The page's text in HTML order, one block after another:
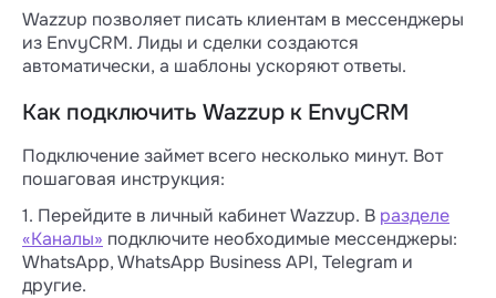
Wazzup позволяет писать клиентам в мессенджеры
из EnvyCRM. Лиды и сделки создаются
автоматически, а шаблоны ускоряют ответы.
Как подключить Wazzup к EnvyCRM
Подключение займет всего несколько минут. Вот
пошаговая инструкция:
1. Перейдите в личный кабинет Wazzup. В разделе
«Каналы» подключите необходимые мессенджеры:
WhatsApp, WhatsApp Business API, Telegram и
другие.